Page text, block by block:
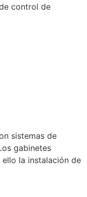
control de
sistemas de
gabinetes
la instalación de